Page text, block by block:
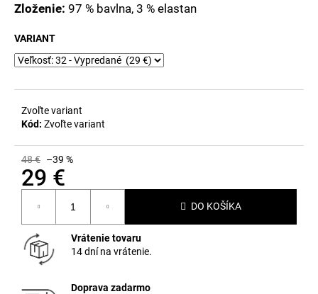
Zloženie: 97 % bavlna, 3 % elastan
VARIANT
Zvoľte variant
Kód: Zvoľte variant
48 € –39 %
29 €
cena:
DO KOŠÍKA
Vrátenie tovaru
14 dní na vrátenie.
Doprava zadarmo